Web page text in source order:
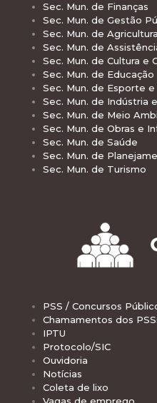
Sec. Mun. de Finanças
Sec. Mun. de Gestão
Sec. Mun. de
Sec. Mun. de
Sec. Mun. de Cultura e
Sec. Mun. de Educação
Sec. Mun. de Esporte
Sec. Mun. de Indústria
Sec. Mun. de Meio
Sec. Mun. de Obras e
Sec. Mun. de Saúde
Sec. Mun. de
Sec. Mun. de Turismo
PSS / Concursos
Chamamentos dos
IPTU
Protocolo/SIC
Ouvidoria
Notícias
Coleta de lixo